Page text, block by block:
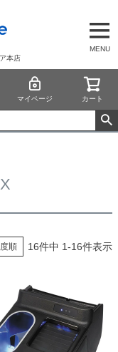
MENU
本店
マイページ カート
順 16件中 1-16件表示